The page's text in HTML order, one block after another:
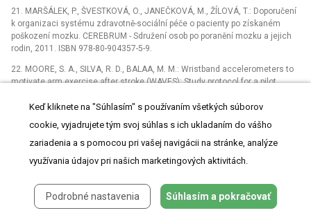
21. MARŠÁLEK, P., ŠVESTKOVÁ, O., JANEČKOVÁ, M., ŽÍLOVÁ, T.: Doporučení
k organizaci systému zdravotně-sociální péče o pacienty po získaném
poškození mozku. CEREBRUM -⁠ Sdružení osob po poranění mozku a jejich
rodin, 2011. ISBN 978-80-904357-5-9.
22. MOORE, S. A., SILVA, R. D., BALAA, M. M.: Wristband accelerometers to
motivate arm exercise after stroke (WAVES): Study protocol for a pilot
DOI: 10.1186/s13063-016-1628-2. ISSN 17456215.
PEEL, N. M., PAUL, S. K., CAMERON, I. D., CROTTY, M., KURRLE, S. E.,
GRAY, L. C.:Promoting activity in geriatric rehabilitation: A randomized
2018-01-24]. DOI: 10.1371/journal.pone.0160906. ISSN 19326203.
Ročenky. In:Všeobecná zdravotní pojišťovna České republiky [online].
©2018 [cit. 2018-03-15]. Dostupné z: https://www.vzp.cz/o-
nas/dokumenty/rocenky
Keď kliknete na "Súhlasím" s používaním všetkých súborov
cookie, vyjadrujete tým svoj súhlas s ich ukladaním do vášho
zariadenia a s pomocou pri vašej navigácii na stránke, analýze
využívania údajov pri našich marketingových aktivitách.
Podrobné nastavenia Súhlasím a pokračovať